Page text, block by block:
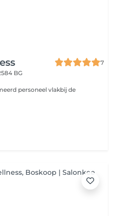
7
BG
personeel vlakbij de